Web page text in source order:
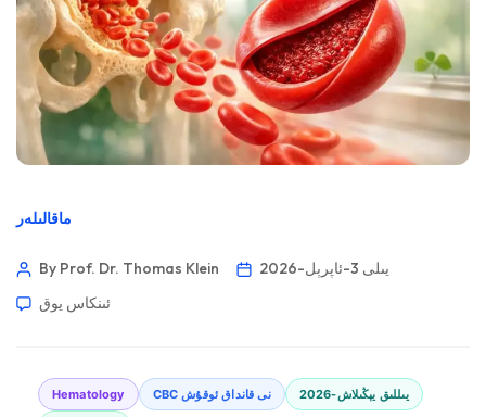
ماقالىلەر
By Prof. Dr. Thomas Klein
2026-يىلى 3-ئاپرېل
ئىنكاس يوق
Hematology CBC نى قانداق ئوقۇش 2026-يىللىق يېڭىلاش